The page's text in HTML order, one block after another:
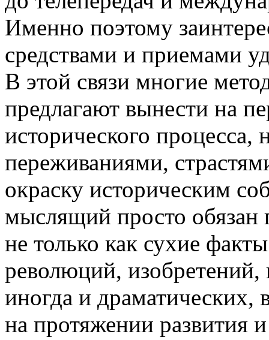
Именно поэтому
средствами и приемами
В этой связи многие
предлагают вынести на
исторического процесса,
переживаниями,
окраску историческим
мыслящий просто обязан
не только как сухие
революций,
иногда и драматических,
на протяжении развития